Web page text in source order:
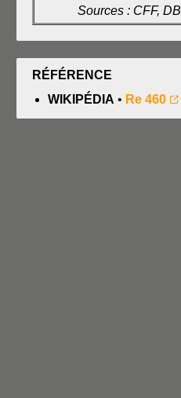
Sources : CFF, DB
RÉFÉRENCE
WIKIPÉDIA • Re 460